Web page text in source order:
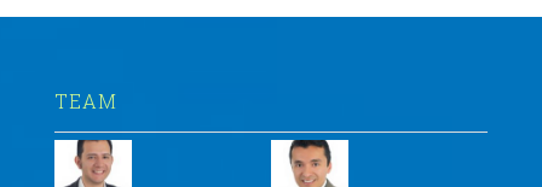
TEAM